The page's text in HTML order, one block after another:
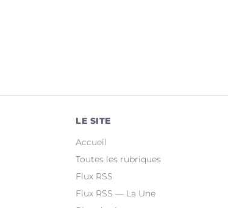
LE SITE
Accueil
Toutes les rubriques
Flux RSS
Flux RSS — La Une